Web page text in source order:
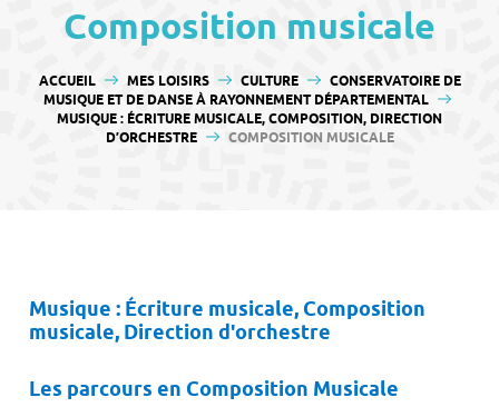
Composition musicale
VOUS ÊTES ICI :
ACCUEIL MES LOISIRS CULTURE
CONSERVATOIRE DE
MUSIQUE ET DE DANSE À RAYONNEMENT DÉPARTEMENTAL
MUSIQUE : ÉCRITURE MUSICALE, COMPOSITION, DIRECTION
D’ORCHESTRE
COMPOSITION MUSICALE
Musique : Écriture musicale, Composition
musicale, Direction d'orchestre
Les parcours en Composition Musicale